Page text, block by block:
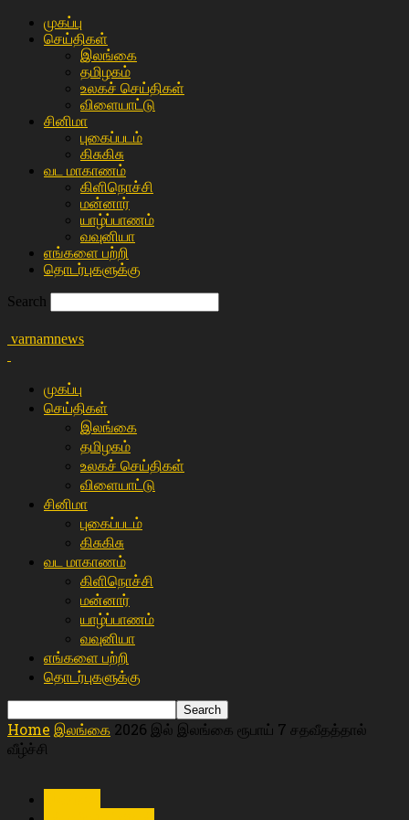
முகப்பு
செய்திகள்
இலங்கை
த‌மிழக‌ம்
உலகச் செய்திகள்
விளையா‌ட்டு
சி‌னிமா
புகைப்படம்
கிசு‌கிசு
வட மாகாணம்
கிளிநொச்சி
மன்னார்
யாழ்ப்பாணம்
வவுனியா
எங்களை பற்றி
தொடர்புகளுக்கு
Search
varnamnews
முகப்பு
செய்திகள்
இலங்கை
த‌மிழக‌ம்
உலகச் செய்திகள்
விளையா‌ட்டு
சி‌னிமா
புகைப்படம்
கிசு‌கிசு
வட மாகாணம்
கிளிநொச்சி
மன்னார்
யாழ்ப்பாணம்
வவுனியா
எங்களை பற்றி
தொடர்புகளுக்கு
Home இலங்கை 2026 இல் இலங்கை ரூபாய் 7 சதவீதத்தால்
வீழ்ச்சி